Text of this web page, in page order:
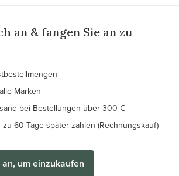
an & fangen Sie an zu
Marken
bei Bestellungen über 300 €
60 Tage später zahlen (Rechnungskauf)
um einzukaufen